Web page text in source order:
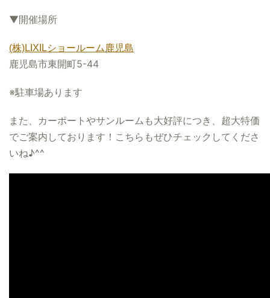
▼開催場所
(株)LIXILショールーム鹿児島
鹿児島市東開町5-44
※駐車場あります
また、カーポートやサンルームも大好評につき、超大特価
でご案内しております！こちらもぜひチェックしてくださ
いね♪^^